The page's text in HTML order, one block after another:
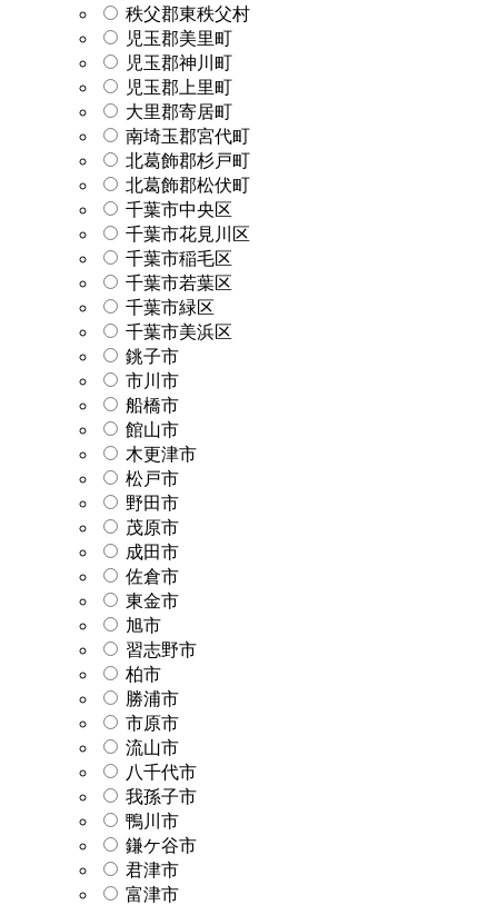
秩父郡東秩父村
児玉郡美里町
児玉郡神川町
児玉郡上里町
大里郡寄居町
南埼玉郡宮代町
北葛飾郡杉戸町
北葛飾郡松伏町
千葉市中央区
千葉市花見川区
千葉市稲毛区
千葉市若葉区
千葉市緑区
千葉市美浜区
銚子市
市川市
船橋市
館山市
木更津市
松戸市
野田市
茂原市
成田市
佐倉市
東金市
旭市
習志野市
柏市
勝浦市
市原市
流山市
八千代市
我孫子市
鴨川市
鎌ケ谷市
君津市
富津市